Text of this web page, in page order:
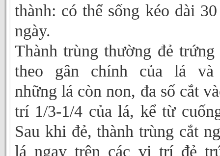
thành: có thể sống kéo dài
ngày.
Thành trùng thường đẻ trứng
theo gân chính của lá và
những lá còn non, đa số cắt
trí 1/3-1/4 của lá, kể từ
Sau khi đẻ, thành trùng cắt
lá ngay trên các vị trí đẻ